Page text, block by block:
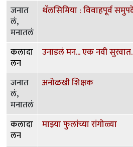
जनात
लं,
मनातलं
कलादा
लन
उनाडलं मन... एक नवी सुरवात.
जनात
लं,
मनातलं
अनोळखी शिक्षक
कलादा
लन
माझ्या फुलांच्या रांगोळ्या